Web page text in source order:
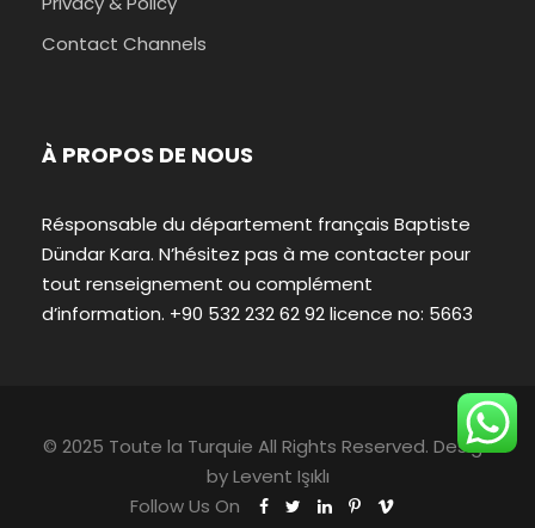
Contact Channels
À PROPOS DE NOUS
Résponsable du département français Baptiste
Dündar Kara. N’hésitez pas à me contacter pour
tout renseignement ou complément
d’information. +90 532 232 62 92 licence no: 5663
© 2025 Toute la Turquie All Rights Reserved. Design
byLevent Işıklı
Follow Us On